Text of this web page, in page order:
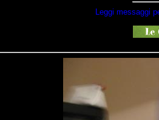
Leggi messaggi